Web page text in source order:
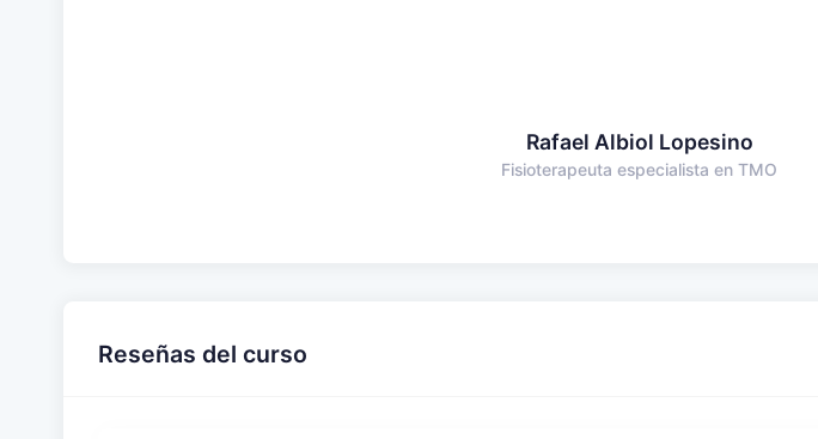
Rafael Albiol Lopesino
Fisioterapeuta especialista en TMO
Reseñas del curso